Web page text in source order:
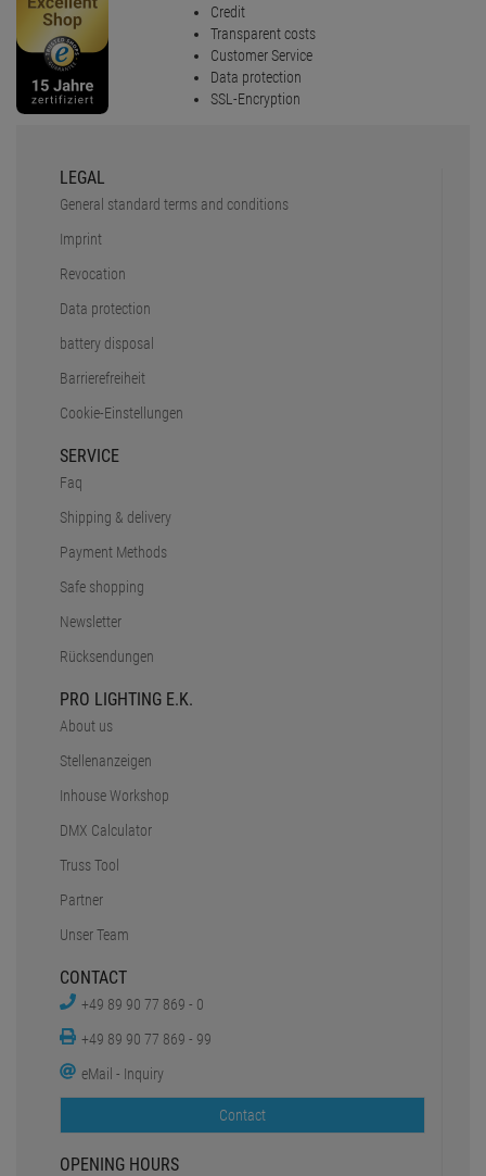
Credit
Transparent costs
Customer Service
Data protection
SSL-Encryption
LEGAL
General standard terms and conditions
Imprint
Revocation
Data protection
battery disposal
Barrierefreiheit
Cookie-Einstellungen
SERVICE
Faq
Shipping & delivery
Payment Methods
Safe shopping
Newsletter
Rücksendungen
PRO LIGHTING E.K.
About us
Stellenanzeigen
Inhouse Workshop
DMX Calculator
Truss Tool
Partner
Unser Team
CONTACT
+49 89 90 77 869 - 0
+49 89 90 77 869 - 99
eMail - Inquiry
Contact
OPENING HOURS